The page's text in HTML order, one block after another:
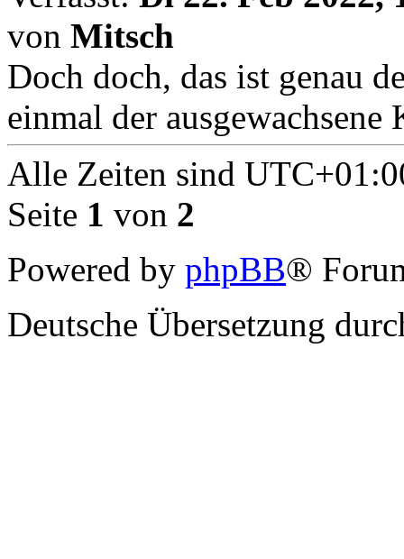
von Mitsch
Doch doch, das ist genau
einmal der
Alle Zeiten sind
Seite 1 von 2
Powered by phpBB®
Deutsche Übersetzung